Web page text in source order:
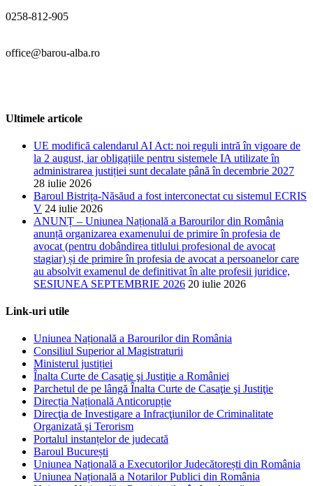
0258-812-905
office@barou-alba.ro
Ultimele articole
UE modifică calendarul AI Act: noi reguli intră în vigoare de
la 2 august, iar obligațiile pentru sistemele IA utilizate în
administrarea justiției sunt decalate până în decembrie 2027
28 iulie 2026
Baroul Bistrița-Năsăud a fost interconectat cu sistemul ECRIS
V 24 iulie 2026
ANUNȚ – Uniunea Națională a Barourilor din România
anunță organizarea examenului de primire în profesia de
avocat (pentru dobândirea titlului profesional de avocat
stagiar) și de primire în profesia de avocat a persoanelor care
au absolvit examenul de definitivat în alte profesii juridice,
SESIUNEA SEPTEMBRIE 2026 20 iulie 2026
Link-uri utile
Uniunea Națională a Barourilor din România
Consiliul Superior al Magistraturii
Ministerul justiției
Înalta Curte de Casaţie şi Justiţie a României
Parchetul de pe lângă Înalta Curte de Casaţie şi Justiţie
Direcția Națională Anticorupție
Direcţia de Investigare a Infracţiunilor de Criminalitate
Organizată şi Terorism
Portalul instanțelor de judecată
Baroul București
Uniunea Națională a Executorilor Judecătorești din România
Uniunea Națională a Notarilor Publici din România